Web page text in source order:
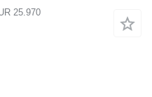
25.970